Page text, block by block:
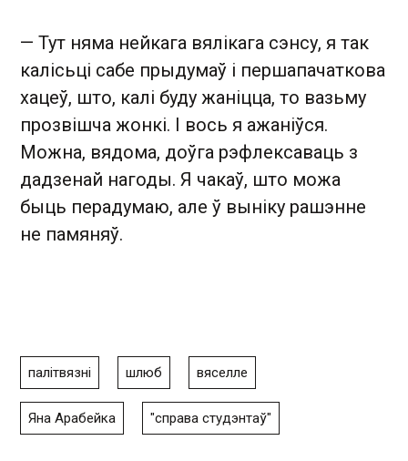
— Тут няма нейкага вялікага сэнсу, я так
калісьці сабе прыдумаў і першапачаткова
хацеў, што, калі буду жаніцца, то вазьму
прозвішча жонкі. І вось я ажаніўся.
Можна, вядома, доўга рэфлексаваць з
дадзенай нагоды. Я чакаў, што можа
быць перадумаю, але ў выніку рашэнне
не памяняў.
палітвязні шлюб вяселле
Яна Арабейка "справа студэнтаў"